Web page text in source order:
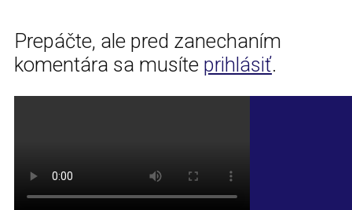
Prepáčte, ale pred zanechaním
komentára sa musíte prihlásiť.